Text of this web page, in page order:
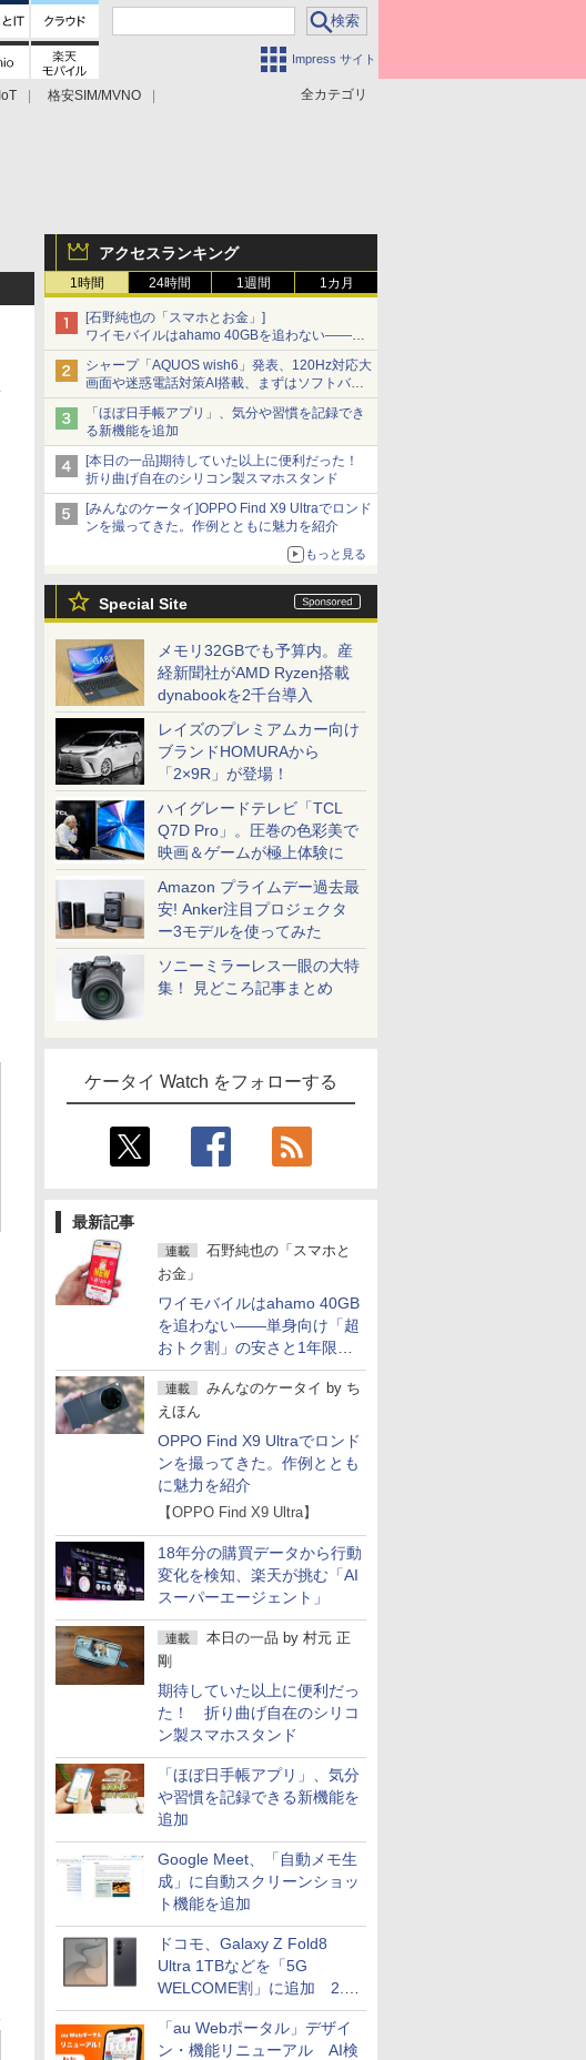
Impress サイト
全カテゴリ
IoT
格安SIM/MVNO
アクセスランキング
1時間 24時間 1週間 1カ月
[石野純也の「スマホとお金」]
ワイモバイルはahamo 40GBを追わない――単
身向け「超おトク割」の安さと1年限定の注意
点
シャープ「AQUOS wish6」発表、120Hz対応大
画面や迷惑電話対策AI搭載、まずはソフトバン
クの法人向け
「ほぼ日手帳アプリ」、気分や習慣を記録でき
る新機能を追加
[本日の一品]期待していた以上に便利だった！
折り曲げ自在のシリコン製スマホスタンド
[みんなのケータイ]OPPO Find X9 Ultraでロンド
ンを撮ってきた。作例とともに魅力を紹介
もっと見る
Special Site
メモリ32GBでも予算内。産
経新聞社がAMD Ryzen搭載
dynabookを2千台導入
レイズのプレミアムカー向け
ブランドHOMURAから
「2×9R」が登場！
ハイグレードテレビ「TCL
Q7D Pro」。圧巻の色彩美で
映画＆ゲームが極上体験に
Amazon プライムデー過去最
安! Anker注目プロジェクタ
ー3モデルを使ってみた
ソニーミラーレス一眼の大特
集！ 見どころ記事まとめ
ケータイ Watch をフォローする
最新記事
連載
石野純也の「スマホと
お金」
ワイモバイルはahamo 40GB
を追わない――単身向け「超
おトク割」の安さと1年限定
の注意点
連載 みんなのケータイ by ち
えほん
OPPO Find X9 Ultraでロンド
ンを撮ってきた。作例ととも
に魅力を紹介
【OPPO Find X9 Ultra】
18年分の購買データから行動
変化を検知、楽天が挑む「AI
スーパーエージェント」
連載 本日の一品 by 村元 正
剛
期待していた以上に便利だっ
た！ 折り曲げ自在のシリコ
ン製スマホスタンド
「ほぼ日手帳アプリ」、気分
や習慣を記録できる新機能を
追加
Google Meet、「自動メモ生
成」に自動スクリーンショッ
ト機能を追加
ドコモ、Galaxy Z Fold8
Ultra 1TBなどを「5G
WELCOME割」に追加 2.2
万円引き
「au Webポータル」デザイ
ン・機能リニューアル AI検